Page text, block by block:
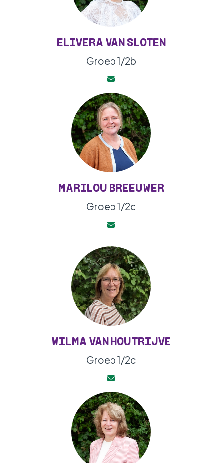
ELIVERA VAN SLOTEN
Groep 1/2b
MARILOU BREEUWER
Groep 1/2c
WILMA VAN HOUTRIJVE
Groep 1/2c